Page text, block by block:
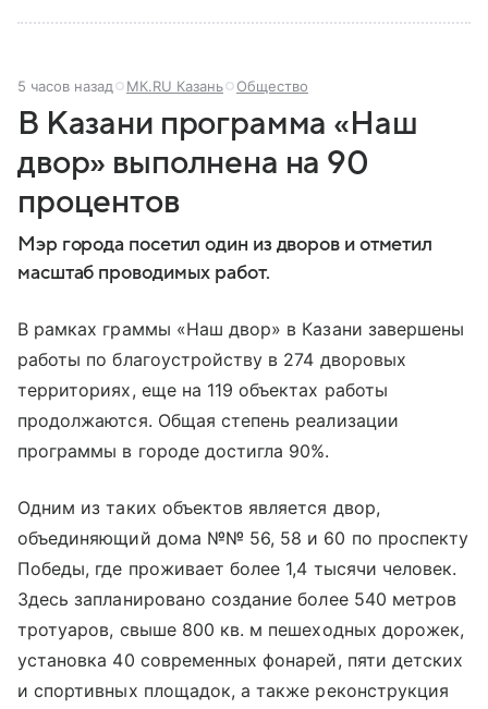
5 часов назад МК.RU Казань Общество
В Казани программа «Наш
двор» выполнена на 90
процентов
Мэр города посетил один из дворов и отметил
масштаб проводимых работ.
В рамках граммы «Наш двор» в Казани завершены
работы по благоустройству в 274 дворовых
территориях, еще на 119 объектах работы
продолжаются. Общая степень реализации
программы в городе достигла 90%.
Одним из таких объектов является двор,
объединяющий дома №№ 56, 58 и 60 по проспекту
Победы, где проживает более 1,4 тысячи человек.
Здесь запланировано создание более 540 метров
тротуаров, свыше 800 кв. м пешеходных дорожек,
установка 40 современных фонарей, пяти детских
и спортивных площадок, а также реконструкция